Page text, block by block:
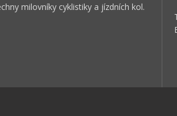
milovníky cyklistiky a jízdních kol.